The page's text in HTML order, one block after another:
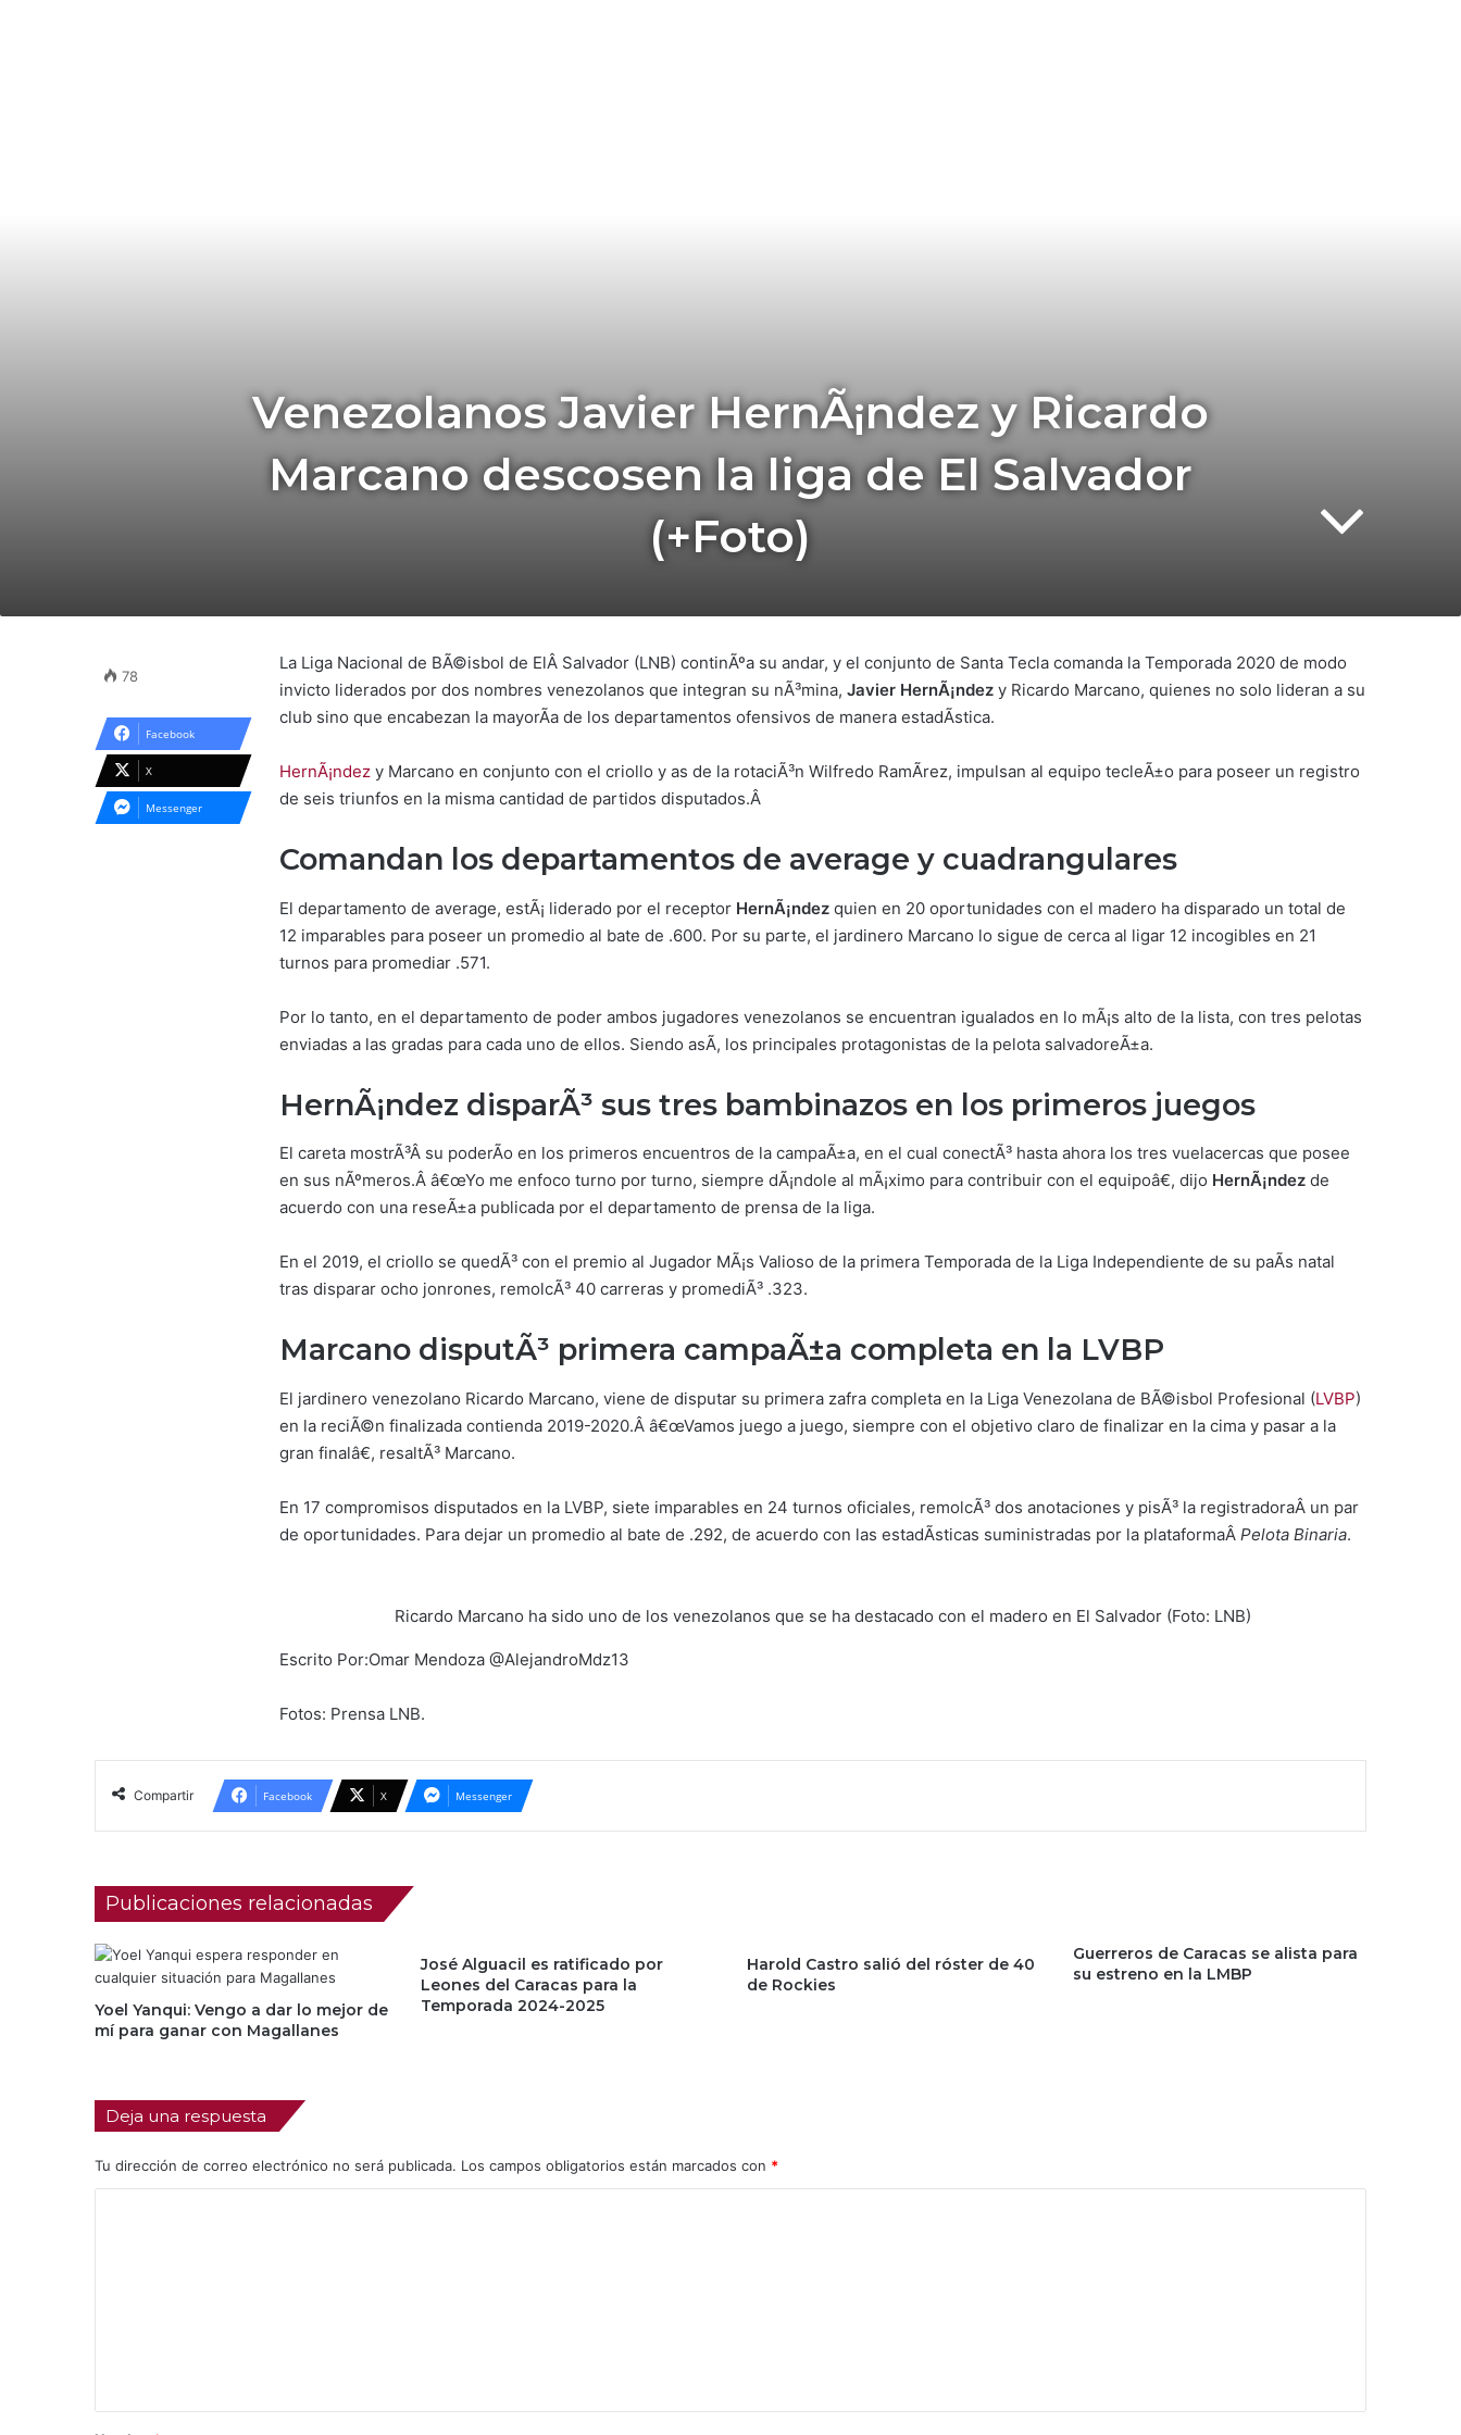
Venezolanos Javier HernÃ¡ndez y Ricardo
Marcano descosen la liga de El Salvador
(+Foto)
La Liga Nacional de BÃ©isbol de ElÂ Salvador (LNB) continÃºa su andar, y el conjunto de Santa Tecla comanda la Temporada 2020 de modo
invicto liderados por dos nombres venezolanos que integran su nÃ³mina, Javier HernÃ¡ndez y Ricardo Marcano, quienes no solo lideran a su
club sino que encabezan la mayorÃ­a de los departamentos ofensivos de manera estadÃ­stica.
HernÃ¡ndez y Marcano en conjunto con el criollo y as de la rotaciÃ³n Wilfredo RamÃ­rez, impulsan al equipo tecleÃ±o para poseer un registro
de seis triunfos en la misma cantidad de partidos disputados.Â
Comandan los departamentos de average y cuadrangulares
El departamento de average, estÃ¡ liderado por el receptor HernÃ¡ndez quien en 20 oportunidades con el madero ha disparado un total de
12 imparables para poseer un promedio al bate de .600. Por su parte, el jardinero Marcano lo sigue de cerca al ligar 12 incogibles en 21
turnos para promediar .571.
Por lo tanto, en el departamento de poder ambos jugadores venezolanos se encuentran igualados en lo mÃ¡s alto de la lista, con tres pelotas
enviadas a las gradas para cada uno de ellos. Siendo asÃ­, los principales protagonistas de la pelota salvadoreÃ±a.
HernÃ¡ndez disparÃ³ sus tres bambinazos en los primeros juegos
El careta mostrÃ³Â su poderÃ­o en los primeros encuentros de la campaÃ±a, en el cual conectÃ³ hasta ahora los tres vuelacercas que posee
en sus nÃºmeros.Â â€œYo me enfoco turno por turno, siempre dÃ¡ndole al mÃ¡ximo para contribuir con el equipoâ€, dijo HernÃ¡ndez de
acuerdo con una reseÃ±a publicada por el departamento de prensa de la liga.
En el 2019, el criollo se quedÃ³ con el premio al Jugador MÃ¡s Valioso de la primera Temporada de la Liga Independiente de su paÃ­s natal
tras disparar ocho jonrones, remolcÃ³ 40 carreras y promediÃ³ .323.
Marcano disputÃ³ primera campaÃ±a completa en la LVBP
El jardinero venezolano Ricardo Marcano, viene de disputar su primera zafra completa en la Liga Venezolana de BÃ©isbol Profesional (LVBP)
en la reciÃ©n finalizada contienda 2019-2020.Â â€œVamos juego a juego, siempre con el objetivo claro de finalizar en la cima y pasar a la
gran finalâ€, resaltÃ³ Marcano.
En 17 compromisos disputados en la LVBP, siete imparables en 24 turnos oficiales, remolcÃ³ dos anotaciones y pisÃ³ la registradoraÂ un par
de oportunidades. Para dejar un promedio al bate de .292, de acuerdo con las estadÃ­sticas suministradas por la plataformaÂ Pelota Binaria.
Ricardo Marcano ha sido uno de los venezolanos que se ha destacado con el madero en El Salvador (Foto: LNB)
Escrito Por:Omar Mendoza @AlejandroMdz13
Fotos: Prensa LNB.
78
Facebook
X
Messenger
Compartir Facebook X Messenger
Publicaciones relacionadas
Yoel Yanqui: Vengo a dar lo mejor de
mí para ganar con Magallanes
José Alguacil es ratificado por
Leones del Caracas para la
Temporada 2024-2025
Harold Castro salió del róster de 40
de Rockies
Guerreros de Caracas se alista para
su estreno en la LMBP
Deja una respuesta
Tu dirección de correo electrónico no será publicada. Los campos obligatorios están marcados con *